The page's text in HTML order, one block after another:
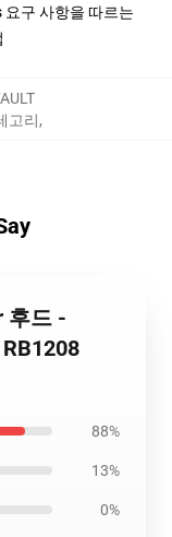
구 사항을 따르는
고리,
후드 -
88%
13%
0%